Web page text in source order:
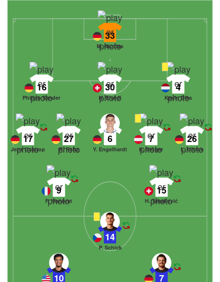
33
M. Nicolas
4
Kevin Diks
30
N. Elvedi
16
Philipp Sander
26
L. Ullrich
7
K. Stöger
6
Y. Engelhardt
27
R. Reitz
17
Jens Castrop
15
H. Tabaković
9
F. Honorat
10 7
14
P. Schick